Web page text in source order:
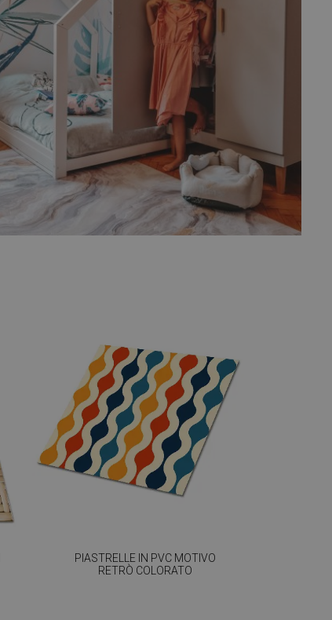
PIASTRELLE IN PVC MOTIVO
RETRÒ COLORATO